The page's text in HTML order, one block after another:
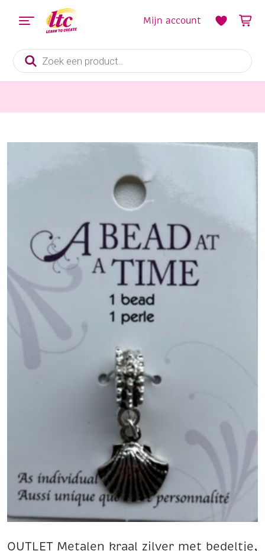
Producten
zoeken
Mijn account
OUTLET Metalen kraal zilver met bedeltje,